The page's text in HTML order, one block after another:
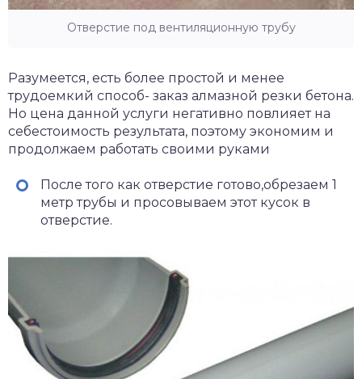
Отверстие под вентиляционную трубу
Разумеется, есть более простой и менее
трудоемкий способ- заказ алмазной резки бетона.
Но цена данной услуги негативно повлияет на
себестоимость результата, поэтому экономим и
продолжаем работать своими руками
После того как отверстие готово,обрезаем 1
метр трубы и просовываем этот кусок в
отверстие.